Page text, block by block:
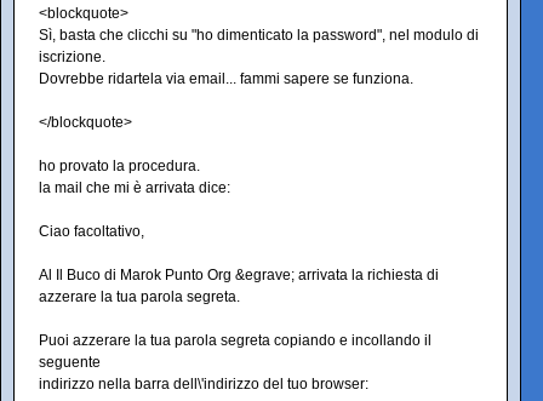
<blockquote>
Sì, basta che clicchi su "ho dimenticato la password", nel modulo di
iscrizione.
Dovrebbe ridartela via email... fammi sapere se funziona.
</blockquote>
ho provato la procedura.
la mail che mi è arrivata dice:
Ciao facoltativo,
Al Il Buco di Marok Punto Org &egrave; arrivata la richiesta di
azzerare la tua parola segreta.
Puoi azzerare la tua parola segreta copiando e incollando il
seguente
indirizzo nella barra dell\'indirizzo del tuo browser: